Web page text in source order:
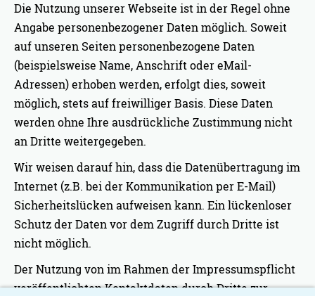
Die Nutzung unserer Webseite ist in der Regel ohne
Angabe personenbezogener Daten möglich. Soweit
auf unseren Seiten personenbezogene Daten
(beispielsweise Name, Anschrift oder eMail-
Adressen) erhoben werden, erfolgt dies, soweit
möglich, stets auf freiwilliger Basis. Diese Daten
werden ohne Ihre ausdrückliche Zustimmung nicht
an Dritte weitergegeben.
Wir weisen darauf hin, dass die Datenübertragung im
Internet (z.B. bei der Kommunikation per E-Mail)
Sicherheitslücken aufweisen kann. Ein lückenloser
Schutz der Daten vor dem Zugriff durch Dritte ist
nicht möglich.
Der Nutzung von im Rahmen der Impressumspflicht
veröffentlichten Kontaktdaten durch Dritte zur